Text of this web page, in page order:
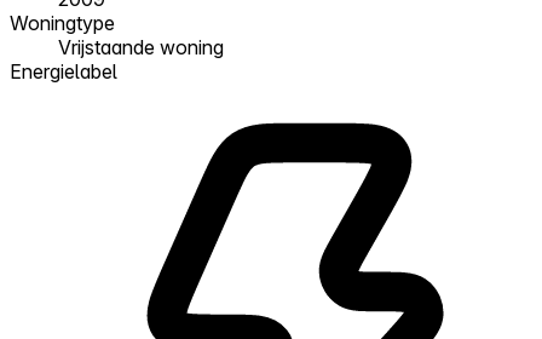
Woningtype
Vrijstaande woning
Energielabel